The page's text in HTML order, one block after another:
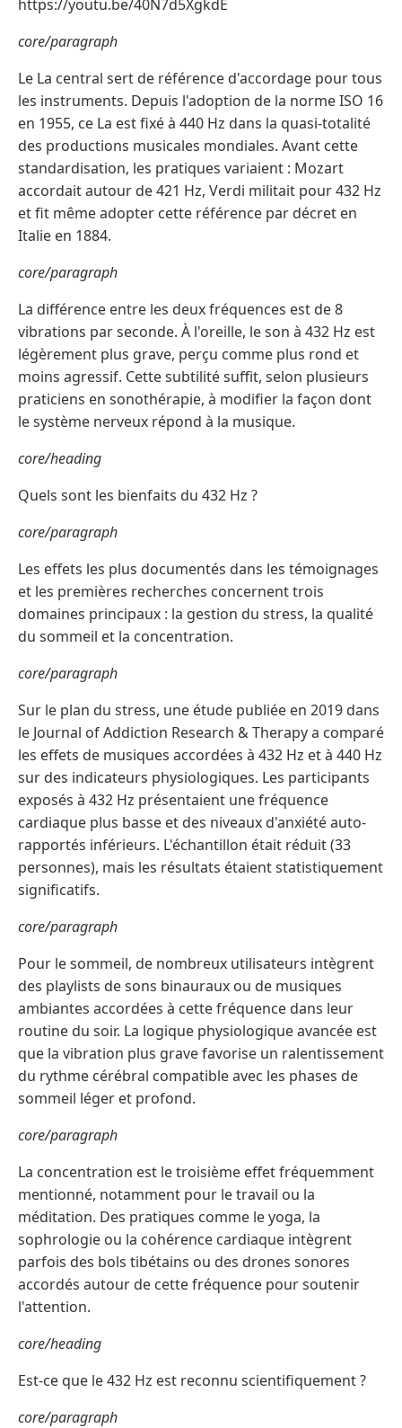
https://youtu.be/40N7d5XgkdE
core/paragraph
Le La central sert de référence d'accordage pour tous
les instruments. Depuis l'adoption de la norme ISO 16
en 1955, ce La est fixé à 440 Hz dans la quasi-totalité
des productions musicales mondiales. Avant cette
standardisation, les pratiques variaient : Mozart
accordait autour de 421 Hz, Verdi militait pour 432 Hz
et fit même adopter cette référence par décret en
Italie en 1884.
core/paragraph
La différence entre les deux fréquences est de 8
vibrations par seconde. À l'oreille, le son à 432 Hz est
légèrement plus grave, perçu comme plus rond et
moins agressif. Cette subtilité suffit, selon plusieurs
praticiens en sonothérapie, à modifier la façon dont
le système nerveux répond à la musique.
core/heading
Quels sont les bienfaits du 432 Hz ?
core/paragraph
Les effets les plus documentés dans les témoignages
et les premières recherches concernent trois
domaines principaux : la gestion du stress, la qualité
du sommeil et la concentration.
core/paragraph
Sur le plan du stress, une étude publiée en 2019 dans
le Journal of Addiction Research & Therapy a comparé
les effets de musiques accordées à 432 Hz et à 440 Hz
sur des indicateurs physiologiques. Les participants
exposés à 432 Hz présentaient une fréquence
cardiaque plus basse et des niveaux d'anxiété auto-
rapportés inférieurs. L'échantillon était réduit (33
personnes), mais les résultats étaient statistiquement
significatifs.
core/paragraph
Pour le sommeil, de nombreux utilisateurs intègrent
des playlists de sons binauraux ou de musiques
ambiantes accordées à cette fréquence dans leur
routine du soir. La logique physiologique avancée est
que la vibration plus grave favorise un ralentissement
du rythme cérébral compatible avec les phases de
sommeil léger et profond.
core/paragraph
La concentration est le troisième effet fréquemment
mentionné, notamment pour le travail ou la
méditation. Des pratiques comme le yoga, la
sophrologie ou la cohérence cardiaque intègrent
parfois des bols tibétains ou des drones sonores
accordés autour de cette fréquence pour soutenir
l'attention.
core/heading
Est-ce que le 432 Hz est reconnu scientifiquement ?
core/paragraph